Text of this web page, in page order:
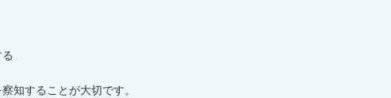
知することが大切です。